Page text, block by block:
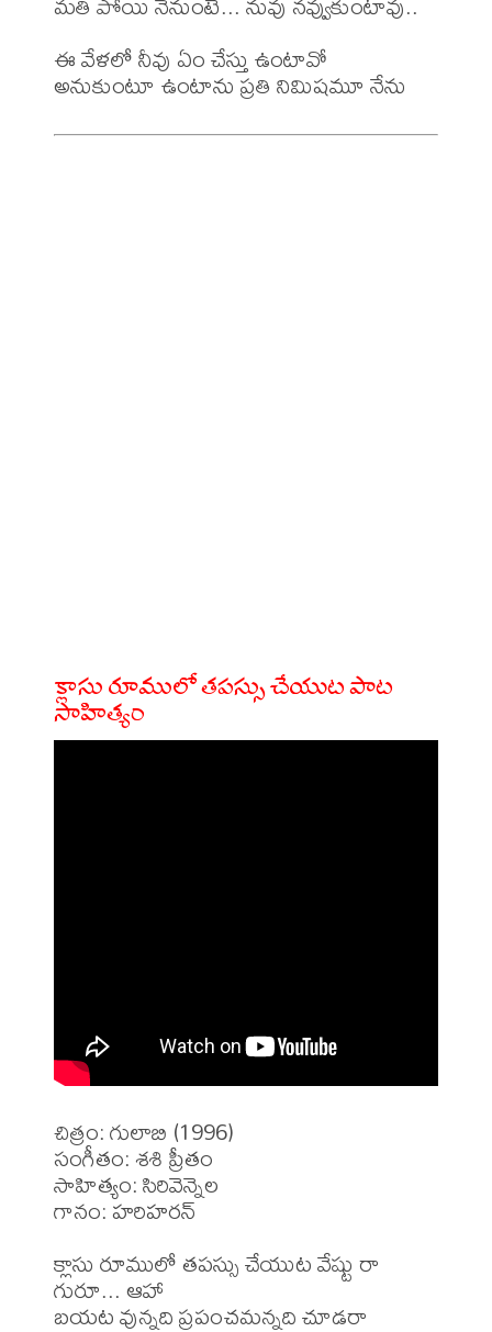
ఈ వేళలో నీవు ఏం చేస్తు ఉంటావో
క్లాసు రూములో తపస్సు చేయుట పాట
సాహిత్యం
చిత్రం: గులాబి (1996)
సంగీతం: శశి ప్రీతం
సాహిత్యం: సిరివెన్నెల
గానం: హరిహరన్
క్లాసు రూములో తపస్సు చేయుట వేష్టు రా
గురూ... ఆహా
బయట వున్నది ప్రపంచమన్నది చూడరా